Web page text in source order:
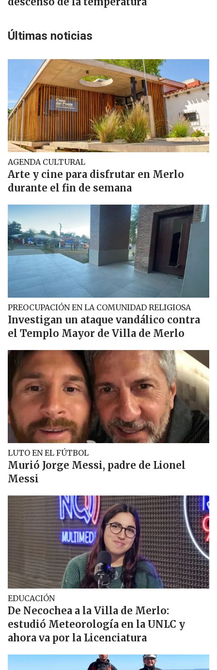
Últimas noticias
AGENDA CULTURAL
Arte y cine para disfrutar en Merlo
durante el fin de semana
PREOCUPACIÓN EN LA COMUNIDAD RELIGIOSA
Investigan un ataque vandálico contra
el Templo Mayor de Villa de Merlo
LUTO EN EL FÚTBOL
Murió Jorge Messi, padre de Lionel
Messi
EDUCACIÓN
De Necochea a la Villa de Merlo:
estudió Meteorología en la UNLC y
ahora va por la Licenciatura